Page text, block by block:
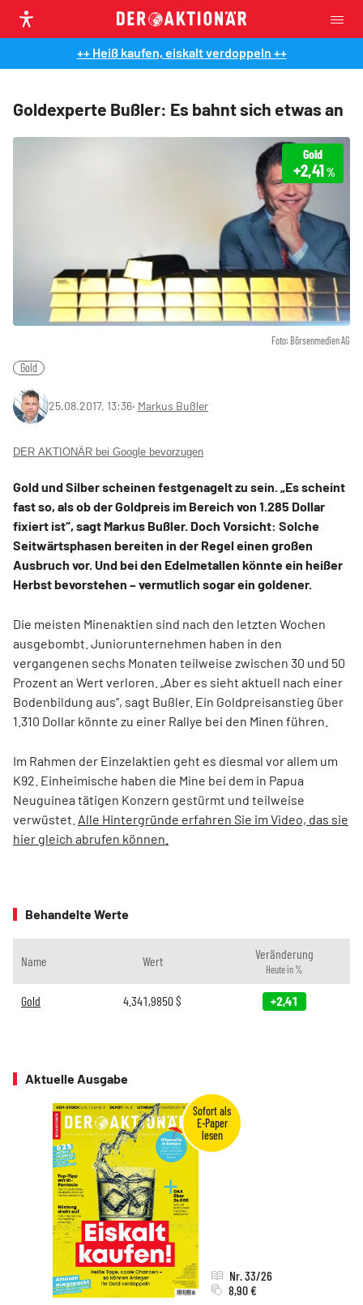
++ Heiß kaufen, eiskalt verdoppeln ++
Goldexperte Bußler: Es bahnt sich etwas an
Foto: Börsenmedien AG
Gold
+2,41%
Gold
25.08.2017, 13:36‧ Markus Bußler
DER AKTIONÄR bei Google bevorzugen
Gold und Silber scheinen festgenagelt zu sein. „Es scheint
fast so, als ob der Goldpreis im Bereich von 1.285 Dollar
fixiert ist“, sagt Markus Bußler. Doch Vorsicht: Solche
Seitwärtsphasen bereiten in der Regel einen großen
Ausbruch vor. Und bei den Edelmetallen könnte ein heißer
Herbst bevorstehen – vermutlich sogar ein goldener.
Die meisten Minenaktien sind nach den letzten Wochen
ausgebombt. Juniorunternehmen haben in den
vergangenen sechs Monaten teilweise zwischen 30 und 50
Prozent an Wert verloren. „Aber es sieht aktuell nach einer
Bodenbildung aus“, sagt Bußler. Ein Goldpreisanstieg über
1.310 Dollar könnte zu einer Rallye bei den Minen führen.
Im Rahmen der Einzelaktien geht es diesmal vor allem um
K92. Einheimische haben die Mine bei dem in Papua
Neuguinea tätigen Konzern gestürmt und teilweise
verwüstet. Alle Hintergründe erfahren Sie im Video, das sie
hier gleich abrufen können.
Behandelte Werte
Name Wert Veränderung
Heute in %
Gold 4.341,9850$ +2,41
Aktuelle Ausgabe
Nr. 33/26
8,90 €